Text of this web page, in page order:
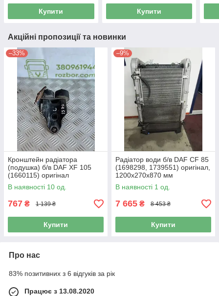
Купити Купити
Акційні пропозиції та новинки
–33%
Кронштейн радіатора
(подушка) б/в DAF XF 105
(1660115) оригінал
В наявності 10 од.
767 ₴ 1 139 ₴
Купити
–9%
Радіатор води б/в DAF CF 85
(1698298, 1739551) оригінал,
1200х270х870 мм
В наявності 1 од.
7 665 ₴ 8 453 ₴
Купити
Про нас
83% позитивних з 6 відгуків за рік
Працює з 13.08.2020